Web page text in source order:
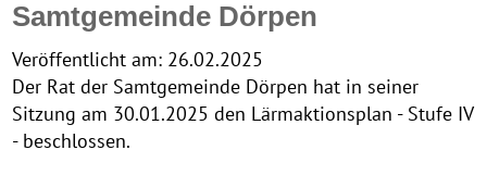
Samtgemeinde Dörpen
Veröffentlicht am: 26.02.2025
Der Rat der Samtgemeinde Dörpen hat in seiner
Sitzung am 30.01.2025 den Lärmaktionsplan - Stufe IV
- beschlossen.